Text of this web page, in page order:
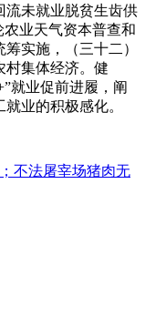
流未就业脱贫生齿供
业天气资本普查和
实施，（三十二）
村集体经济。健
就业促前进履，阐
业的积极感化。
不法屠宰场猪肉无